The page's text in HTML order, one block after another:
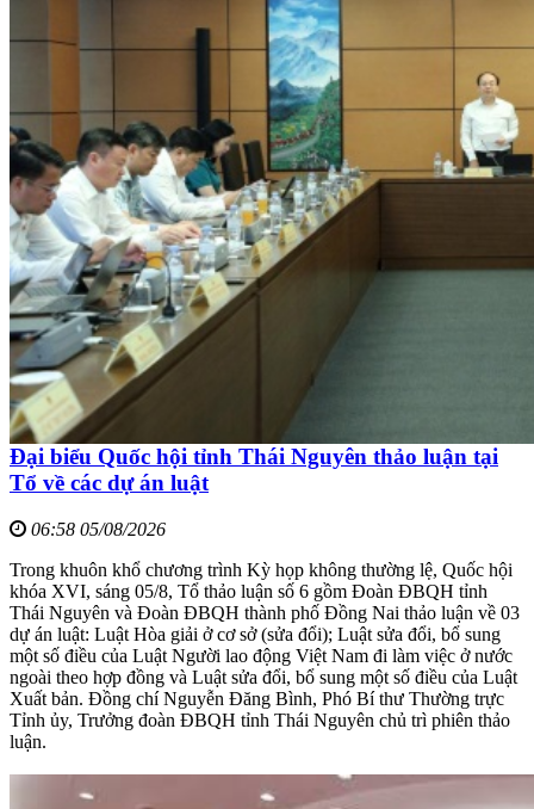
Đại biểu Quốc hội tỉnh Thái Nguyên thảo luận tại
Tổ về các dự án luật
06:58 05/08/2026
Trong khuôn khổ chương trình Kỳ họp không thường lệ, Quốc hội
khóa XVI, sáng 05/8, Tổ thảo luận số 6 gồm Đoàn ĐBQH tỉnh
Thái Nguyên và Đoàn ĐBQH thành phố Đồng Nai thảo luận về 03
dự án luật: Luật Hòa giải ở cơ sở (sửa đổi); Luật sửa đổi, bổ sung
một số điều của Luật Người lao động Việt Nam đi làm việc ở nước
ngoài theo hợp đồng và Luật sửa đổi, bổ sung một số điều của Luật
Xuất bản. Đồng chí Nguyễn Đăng Bình, Phó Bí thư Thường trực
Tỉnh ủy, Trưởng đoàn ĐBQH tỉnh Thái Nguyên chủ trì phiên thảo
luận.